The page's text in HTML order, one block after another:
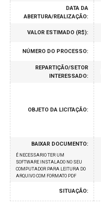
DATA DA
ABERTURA/REALIZAÇÃO:
VALOR ESTIMADO (R$):
NÚMERO DO PROCESSO:
REPARTIÇÃO/SETOR
INTERESSADO:
OBJETO DA LICITAÇÃO:
BAIXAR DOCUMENTO:
É NECESSARIO TER UM
SOFTWARE INSTALADO NO SEU
COMPUTADOR PARA LEITURA DO
ARQUIVO COM FORMATO PDF
SITUAÇÃO: